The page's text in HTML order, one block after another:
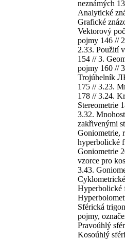
neznámých
Analytické
Grafické
Vektorový
pojmy 146 //
2.33. Použití
154 // 3.
pojmy 160 //
Trojúhelník
175 // 3.23.
178 // 3.24.
Stereometrie
3.32.
zakřivenými
Goniometrie,
hyperbolické
Goniometrie
vzorce pro
3.43.
Hyperbolické
Sférická
pojmy,
Pravoúhlý
Kosoúhlý